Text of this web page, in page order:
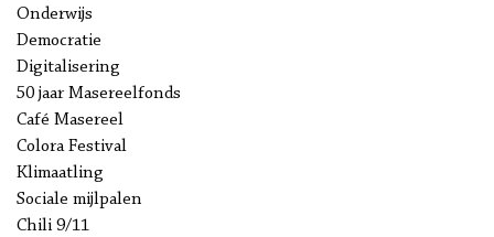
Onderwijs
Democratie
Digitalisering
50 jaar Masereelfonds
Café Masereel
Colora Festival
Klimaatling
Sociale mijlpalen
Chili 9/11